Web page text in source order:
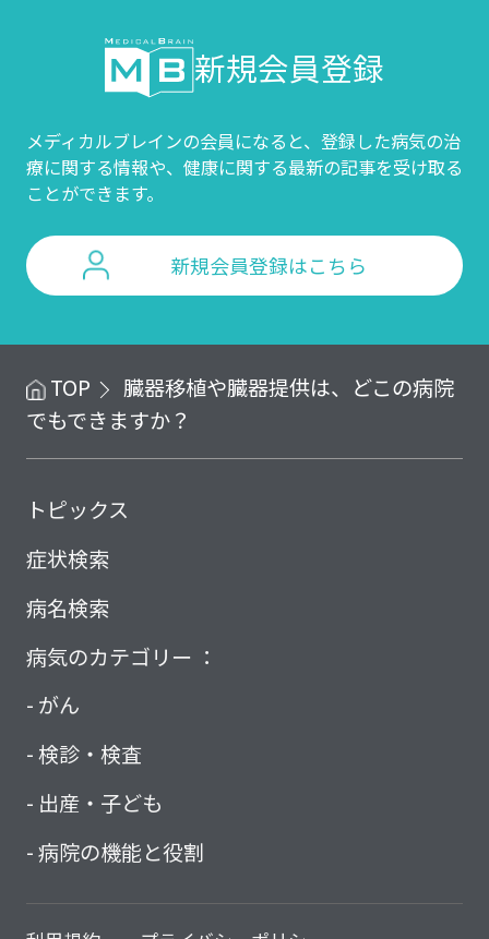
新規会員登録
メディカルブレインの会員になると、登録した病気の治
療に関する情報や、 健康に関する最新の記事を受け取る
ことができます。
新規会員登録はこちら
TOP
臓器移植や臓器提供は、どこの病院
でもできますか？
トピックス
症状検索
病名検索
病気のカテゴリー ：
がん
検診・検査
出産・子ども
病院の機能と役割